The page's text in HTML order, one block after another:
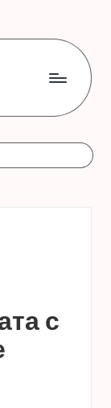
с